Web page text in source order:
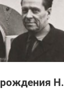
рождения